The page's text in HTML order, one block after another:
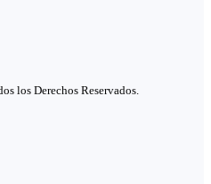
los Derechos Reservados.